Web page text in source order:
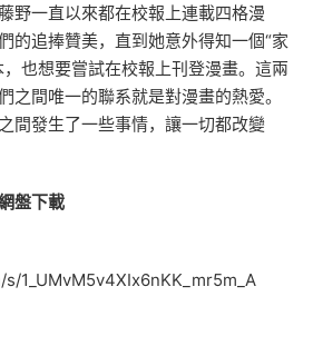
野一直以來都在校報上連載四格漫
的追捧贊美，直到她意外得知一個“家
也想要嘗試在校報上刊登漫畫。這兩
之間唯一的聯系就是對漫畫的熱愛。
間發生了一些事情，讓一切都改變
盤下載
1_UMvM5v4XIx6nKK_mr5m_A